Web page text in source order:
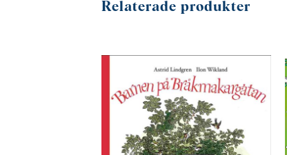
Relaterade produkter